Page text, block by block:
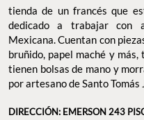
tienda de un francés que
dedicado a trabajar con
Mexicana. Cuentan con
bruñido, papel maché y
tienen bolsas de mano y
por artesano de Santo Tomás
DIRECCIÓN: EMERSON 243